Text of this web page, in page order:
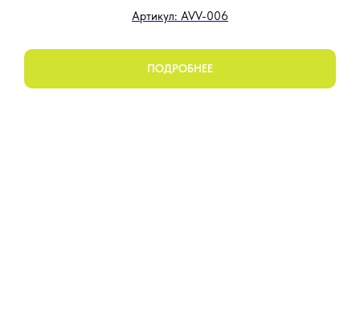
Артикул: AVV-006
ПОДРОБНЕЕ